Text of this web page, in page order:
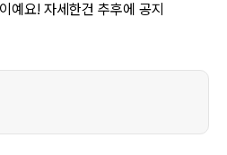
예요! 자세한건 추후에 공지